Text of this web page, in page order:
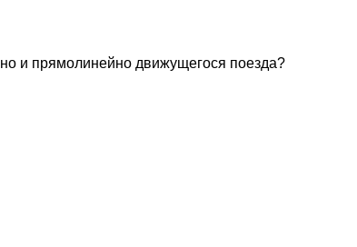
и прямолинейно движущегося поезда?